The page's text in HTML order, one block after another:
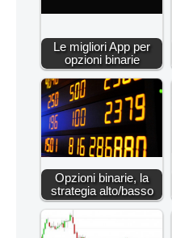
Le migliori App per
opzioni binarie
Opzioni binarie, la
strategia alto/basso